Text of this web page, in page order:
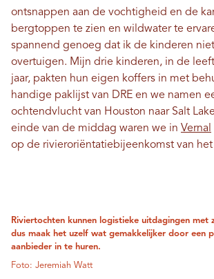
ontsnappen aan de vochtigheid en de
bergtoppen te zien en wildwater te
spannend genoeg dat ik de kinderen
overtuigen. Mijn drie kinderen, in de
jaar, pakten hun eigen koffers in met
handige paklijst van DRE en we namen
ochtendvlucht van Houston naar Salt
einde van de middag waren we in Vernal
op de rivieroriëntatiebijeenkomst van het
Riviertochten kunnen logistieke uitdagingen met
dus maak het uzelf wat gemakkelijker door een
aanbieder in te huren.
Foto: Jeremiah Watt